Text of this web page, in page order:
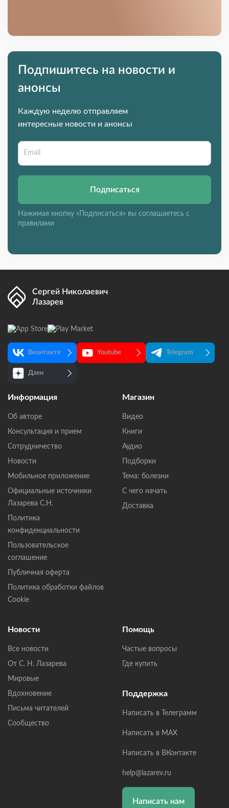
Подпишитесь на новости и
анонсы
Каждую неделю отправляем
интересные новости и анонсы
Подписаться
Нажимая кнопку «Подписаться» вы соглашаетесь с
правилами
Сергей Николаевич
Лазарев
Вконтакте Youtube Telegram
Дзен
Информация
Об авторе
Консультация и прием
Сотрудничество
Новости
Мобильное приложение
Официальные источники
Лазарева С.Н.
Политика
конфиденциальности
Пользовательское
соглашение
Публичная оферта
Политика обработки файлов
Cookie
Магазин
Видео
Книги
Аудио
Подборки
Тема: болезни
С чего начать
Доставка
Новости
Все новости
От С. Н. Лазарева
Мировые
Вдохновение
Письма читателей
Сообщество
Помощь
Частые вопросы
Где купить
Поддержка
Написать в Телеграмм
Написать в MAX
Написать в ВКонтакте
help@lazarev.ru
Написать нам